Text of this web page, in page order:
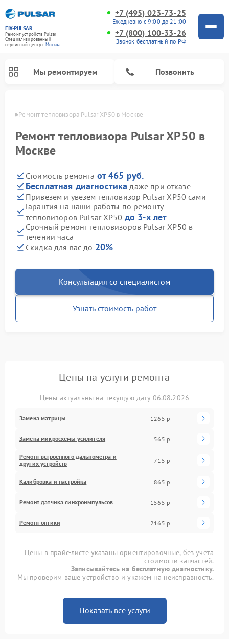
FIX-PULSAR
Ремонт устройств Pulsar
Специализированный
cервисный центр г.Москва
+7 (495) 023-73-25
Ежедневно с 9:00 до 21:00
+7 (800) 100-33-26
Звонок бесплатный по РФ
Мы ремонтируем Позвонить
Ремонт тепловизора Pulsar XP50 в Москве
Ремонт тепловизора Pulsar XP50 в
Москве
Стоимость ремонта от 465 руб.
Бесплатная диагностика даже при отказе
Привезем и увезем тепловизор Pulsar XP50 сами
Гарантия на наши работы по ремонту
тепловизоров Pulsar XP50 до 3-х лет
Срочный ремонт тепловизоров Pulsar XP50 в
течении часа
Скидка для вас до 20%
Консультация со специалистом
Узнать стоимость работ
Цены на услуги ремонта
Цены актуальны на текущую дату 06.08.2026
Замена матрицы 1265 р
Замена микросхемы усилителя 565 р
Ремонт встроенного дальнометра и
других устройств
715 р
Калибровка и настройка 865 р
Ремонт датчика синхроимпульсов 1565 р
Ремонт оптики 2165 р
Цены в прайс-листе указаны ориентировочные, без учета
стоимости запчастей.
Записывайтесь на бесплатную диагностику.
Мы проверим ваше устройство и укажем на неисправность.
Показать все услуги